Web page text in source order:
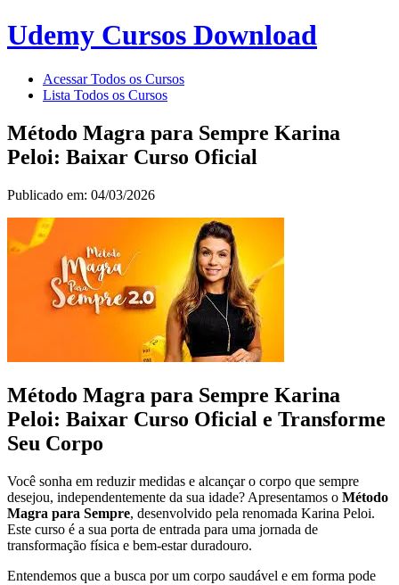
Udemy Cursos Download
Acessar Todos os Cursos
Lista Todos os Cursos
Método Magra para Sempre Karina
Peloi: Baixar Curso Oficial
Publicado em: 04/03/2026
Método Magra para Sempre Karina
Peloi: Baixar Curso Oficial e Transforme
Seu Corpo
Você sonha em reduzir medidas e alcançar o corpo que sempre
desejou, independentemente da sua idade? Apresentamos o Método
Magra para Sempre, desenvolvido pela renomada Karina Peloi.
Este curso é a sua porta de entrada para uma jornada de
transformação física e bem-estar duradouro.
Entendemos que a busca por um corpo saudável e em forma pode